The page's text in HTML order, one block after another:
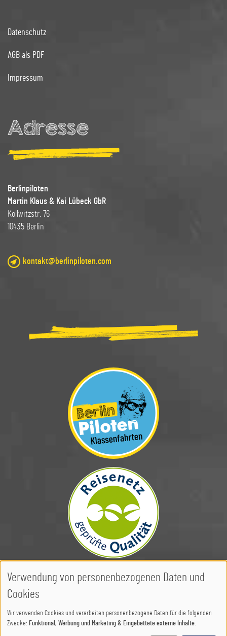
Datenschutz
AGB als PDF
Impressum
Adresse
Berlinpiloten
Martin Klaus & Kai Lübeck GbR
Kollwitzstr. 76
10435 Berlin
kontakt@berlinpiloten.com
Copyright © 2010-2026Berlinpiloten
Verwendung von personenbezogenen Daten und
Cookies
Wir verwenden Cookies und verarbeiten personenbezogene Daten für die folgenden
Zwecke: Funktional, Werbung und Marketing & Eingebettete externe Inhalte.